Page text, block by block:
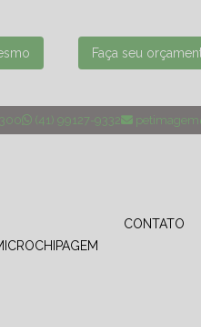
Faça seu
(41) 99127-9332
MICROCHIPAGEM
CONTATO